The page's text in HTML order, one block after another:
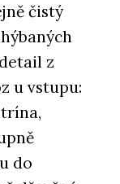
čistý
z
u vstupu:
do